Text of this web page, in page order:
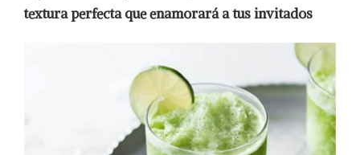
textura perfecta que enamorará a tus invitados